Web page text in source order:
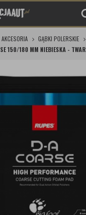
AKCESORIA GĄBKI POLERSKIE
150/180 MM NIEBIESKA -